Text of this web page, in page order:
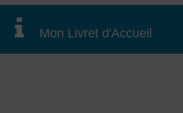
Mon Livret d'Accueil